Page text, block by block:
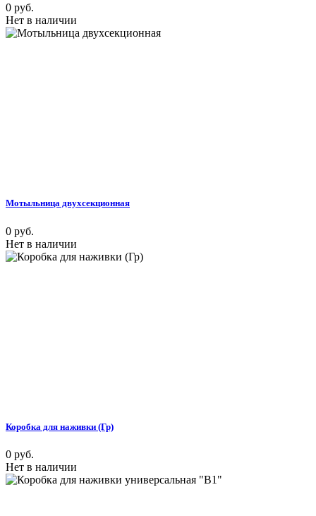
0 руб.
Нет в наличии
Мотыльница двухсекционная
0 руб.
Нет в наличии
Коробка для наживки (Гр)
0 руб.
Нет в наличии